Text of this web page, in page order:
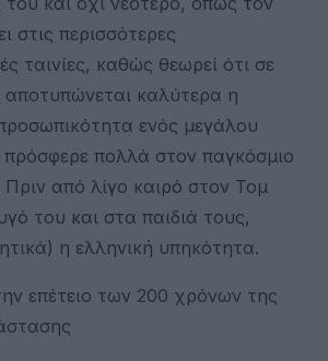
στις περισσότερες
ταινίες, καθώς θεωρεί ότι σε
αποτυπώνεται καλύτερα η
ενός μεγάλου
πρόσφερε πολλά στον παγκόσμιο
από λίγο καιρό στον Τομ
του και στα παιδιά τους,
η ελληνική υπηκότητα.
επέτειο των 200 χρόνων της